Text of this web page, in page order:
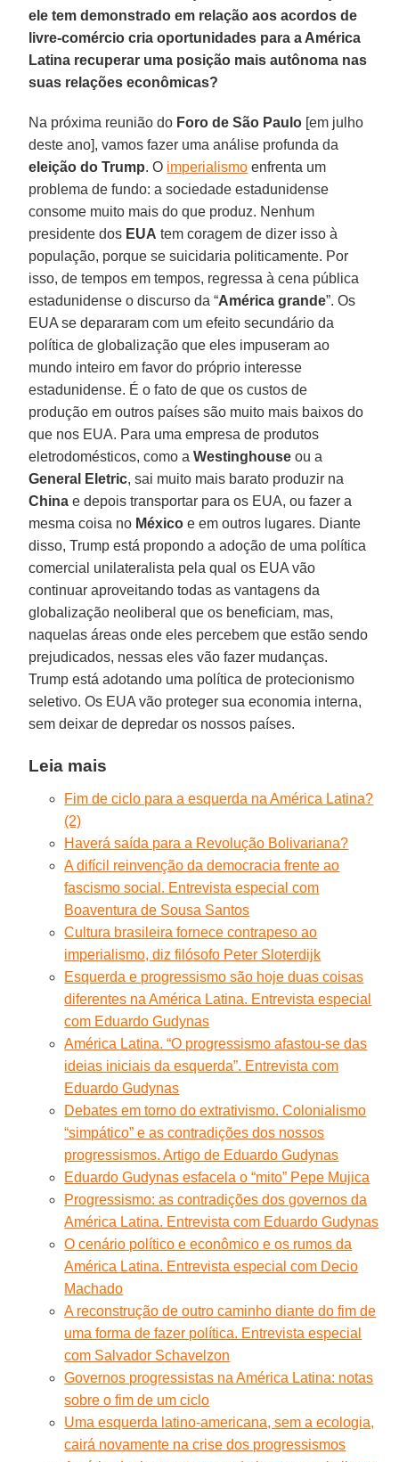
ele tem demonstrado em relação aos acordos de
livre-comércio cria oportunidades para a América
Latina recuperar uma posição mais autônoma nas
suas relações econômicas?
Na próxima reunião do Foro de São Paulo [em julho
deste ano], vamos fazer uma análise profunda da
eleição do Trump. O imperialismo enfrenta um
problema de fundo: a sociedade estadunidense
consome muito mais do que produz. Nenhum
presidente dos EUA tem coragem de dizer isso à
população, porque se suicidaria politicamente. Por
isso, de tempos em tempos, regressa à cena pública
estadunidense o discurso da “América grande”. Os
EUA se depararam com um efeito secundário da
política de globalização que eles impuseram ao
mundo inteiro em favor do próprio interesse
estadunidense. É o fato de que os custos de
produção em outros países são muito mais baixos do
que nos EUA. Para uma empresa de produtos
eletrodomésticos, como aWestinghouse ou a
General Eletric, sai muito mais barato produzir na
China e depois transportar para os EUA, ou fazer a
mesma coisa no México e em outros lugares. Diante
disso, Trump está propondo a adoção de uma política
comercial unilateralista pela qual os EUA vão
continuar aproveitando todas as vantagens da
globalização neoliberal que os beneficiam, mas,
naquelas áreas onde eles percebem que estão sendo
prejudicados, nessas eles vão fazer mudanças.
Trump está adotando uma política de protecionismo
seletivo. Os EUA vão proteger sua economia interna,
sem deixar de depredar os nossos países.
Leia mais
Fim de ciclo para a esquerda na América Latina?
(2)
Haverá saída para a Revolução Bolivariana?
A difícil reinvenção da democracia frente ao
fascismo social. Entrevista especial com
Boaventura de Sousa Santos
Cultura brasileira fornece contrapeso ao
imperialismo, diz filósofo Peter Sloterdijk
Esquerda e progressismo são hoje duas coisas
diferentes na América Latina. Entrevista especial
com Eduardo Gudynas
América Latina. “O progressismo afastou-se das
ideias iniciais da esquerda”. Entrevista com
Eduardo Gudynas
Debates em torno do extrativismo. Colonialismo
“simpático” e as contradições dos nossos
progressismos. Artigo de Eduardo Gudynas
Eduardo Gudynas esfacela o “mito” Pepe Mujica
Progressismo: as contradições dos governos da
América Latina. Entrevista com Eduardo Gudynas
O cenário político e econômico e os rumos da
América Latina. Entrevista especial com Decio
Machado
A reconstrução de outro caminho diante do fim de
uma forma de fazer política. Entrevista especial
com Salvador Schavelzon
Governos progressistas na América Latina: notas
sobre o fim de um ciclo
Uma esquerda latino-americana, sem a ecologia,
cairá novamente na crise dos progressismos